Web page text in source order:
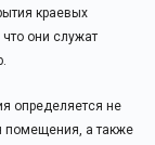
краевых
они служат
определяется не
помещения, а также